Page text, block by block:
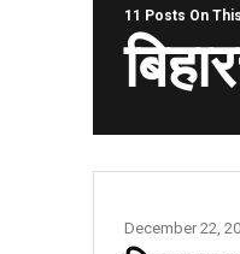
11 Posts On
December 22,